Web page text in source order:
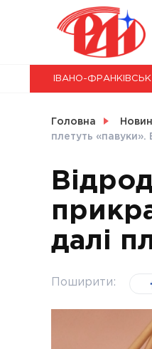
НОВИНИ
СВІТ
УКРАЇНА
ІВАНО-ФРАНКІВСЬК
Головна
плетуть «павуки».
далі
Поширити: